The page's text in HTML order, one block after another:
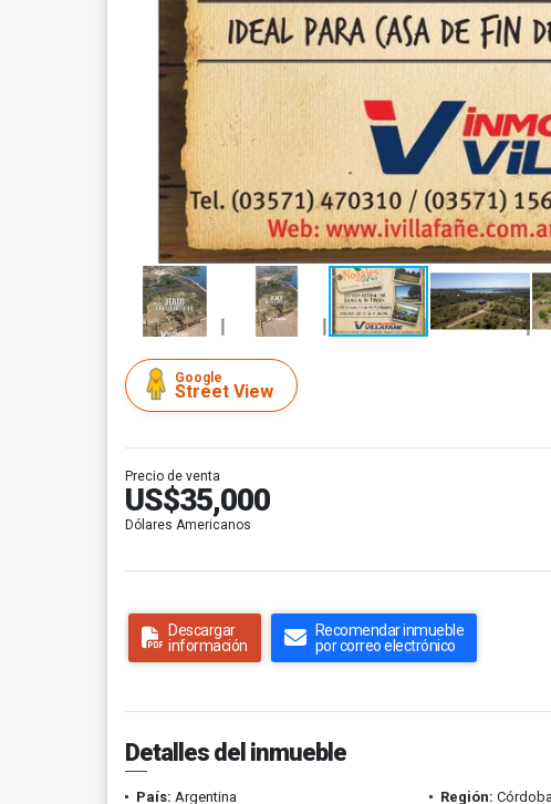
Google
Street View
Precio de venta
US$35,000
Dólares Americanos
Descargar
información
Recomendar inmueble
por correo electrónico
Detalles del inmueble
País: Argentina Región: Córdoba